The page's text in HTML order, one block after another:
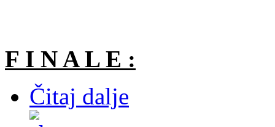
F I N A L E :
Čitaj dalje